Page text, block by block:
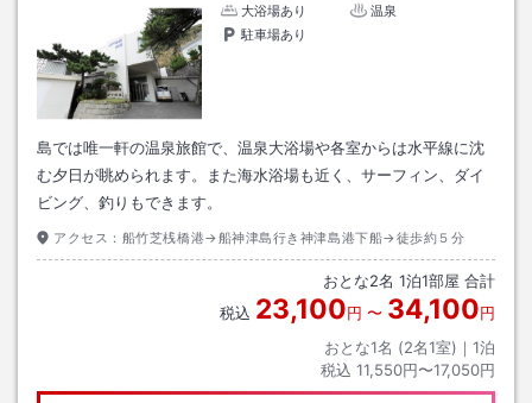
大浴場あり
温泉
駐車場あり
島では唯一軒の温泉旅館で、温泉大浴場や各室からは水平線に沈
む夕日が眺められます。また海水浴場も近く、サーフィン、ダイ
ビング、釣りもできます。
アクセス： 船竹芝桟橋港→船神津島行き神津島港下船→徒歩約５分
おとな2名 1泊1部屋 合計
税込 23,100円 〜 34,100円
おとな1名 (2名1室)｜ 1泊
税込 11,550円〜17,050円